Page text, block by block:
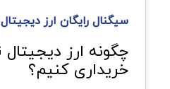
سیگنال رایگان ارز دیجیتال Dash
خریداری کنیم؟